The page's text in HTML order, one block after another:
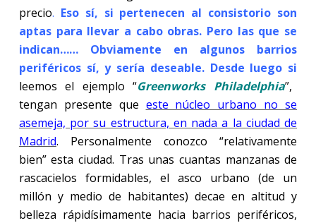
precio. Eso sí, si pertenecen al consistorio son
aptas para llevar a cabo obras. Pero las que se
indican…… Obviamente en algunos barrios
periféricos sí, y sería deseable. Desde luego si
leemos el ejemplo “Greenworks Philadelphia”,
tengan presente que este núcleo urbano no se
asemeja, por su estructura, en nada a la ciudad de
Madrid. Personalmente conozco “relativamente
bien” esta ciudad. Tras unas cuantas manzanas de
rascacielos formidables, el asco urbano (de un
millón y medio de habitantes) decae en altitud y
belleza rápidísimamente hacia barrios periféricos,